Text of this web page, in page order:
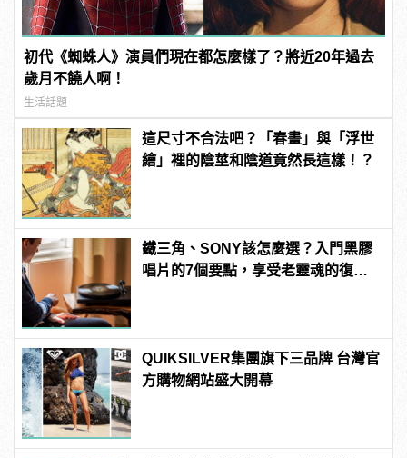
初代《蜘蛛人》演員們現在都怎麼樣了？將近20年過去
歲月不饒人啊！
生活話題
這尺寸不合法吧？「春畫」與「浮世
繪」裡的陰莖和陰道竟然長這樣！？
鐵三角、SONY該怎麼選？入門黑膠
唱片的7個要點，享受老靈魂的復古
QUIKSILVER集團旗下三品牌 台灣官
方購物網站盛大開幕